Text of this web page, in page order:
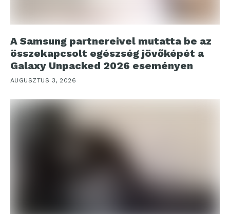
A Samsung partnereivel mutatta be az
összekapcsolt egészség jövőképét a
Galaxy Unpacked 2026 eseményen
AUGUSZTUS 3, 2026